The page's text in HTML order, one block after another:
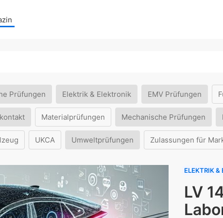
Prüfungen Elektrik & Elektronik EMV Prüfungen
Materialprüfungen Mechanische Prüfungen
UKCA Umweltprüfungen Zulassungen für
ELEKTRIK &
LV